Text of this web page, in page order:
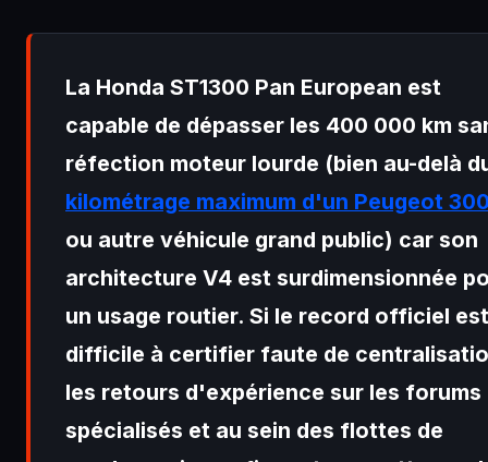
La Honda ST1300 Pan European est
capable de dépasser les 400 000 km
réfection moteur lourde (bien au-delà
kilométrage maximum d'un Peugeot
ou autre véhicule grand public) car son
architecture V4 est surdimensionnée
un usage routier. Si le record officiel est
difficile à certifier faute de
les retours d'expérience sur les forums
spécialisés et au sein des flottes de